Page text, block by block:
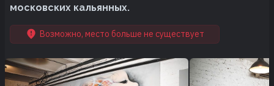
московских кальянных.
Возможно, место больше не существует